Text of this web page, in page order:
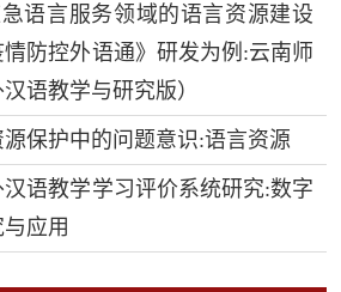
语言服务领域的语言资源建设
防控外语通》研发为例:云南师
语教学与研究版）
保护中的问题意识:语言资源
语教学学习评价系统研究:数字
应用